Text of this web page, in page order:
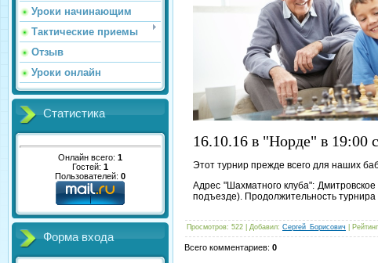
Уроки начинающим
Тактические приемы
Отзыв
Уроки онлайн
Статистика
Онлайн всего: 1
Гостей: 1
Пользователей: 0
Форма входа
16.10.16 в "Норде" в 19:00
Этот турнир прежде всего для наших
Адрес "Шахматного клуба":
подъезде). Продолжительность турнира
Просмотров: 522 | Добавил: Сергей_Борисович Рейтинг
Всего комментариев: 0